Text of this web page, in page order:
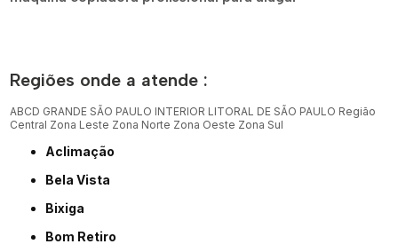
Regiões onde a atende :
ABCD GRANDE SÃO PAULO INTERIOR LITORAL DE SÃO PAULO Região
Central Zona Leste Zona Norte Zona Oeste Zona Sul
Aclimação
Bela Vista
Bixiga
Bom Retiro